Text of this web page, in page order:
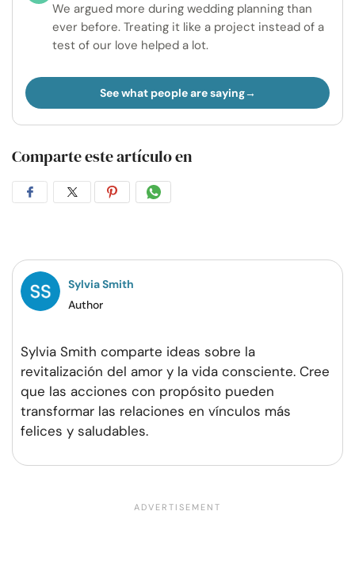
We argued more during wedding planning than
ever before. Treating it like a project instead of a
test of our love helped a lot.
See what people are saying
Comparte este artículo en
CompartirCompartirCompartirCompartir
Sylvia Smith
Author
Sylvia Smith comparte ideas sobre la
revitalización del amor y la vida consciente. Cree
que las acciones con propósito pueden
transformar las relaciones en vínculos más
felices y saludables.